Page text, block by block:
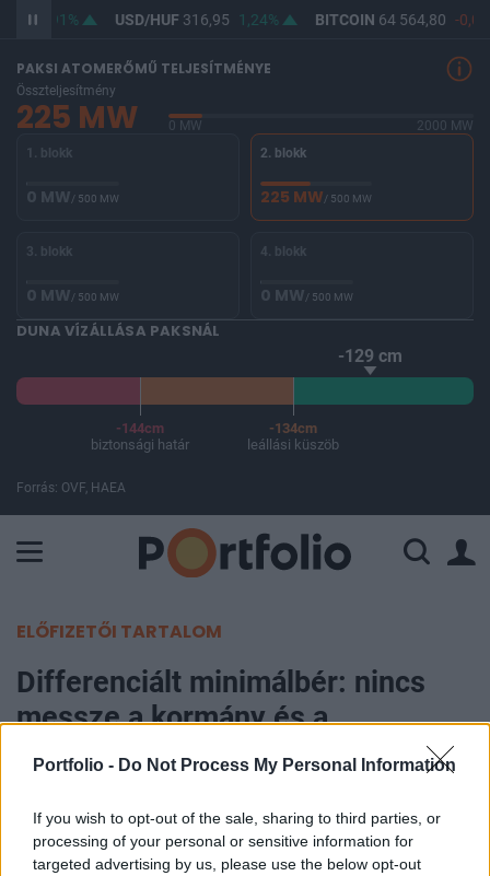
Portfolio - Do Not Process My Personal Information
If you wish to opt-out of the sale, sharing to third parties, or
processing of your personal or sensitive information for
targeted advertising by us, please use the below opt-out
0,91% USD/HUF316,95 1,24% BITCOIN64 564,80 -
PAKSI ATOMERŐMŰ TELJESÍTMÉNYE
Összteljesítmény
225 MW 0 MW
2000 MW
1. blokk
0 MW/ 500 MW
2. blokk
225 MW/ 500 MW
3. blokk
0 MW/ 500 MW
4. blokk
0 MW/ 500 MW
DUNA VÍZÁLLÁSA PAKSNÁL
-129 cm
-144cm
biztonsági határ
-134cm
leállási küszöb
Forrás: OVF, HAEA
ELŐFIZETŐI TARTALOM
Differenciált minimálbér: nincs
messze a kormány és a
szakszervezetek javaslata
Portfolio
2005. szeptember 19. 08:49